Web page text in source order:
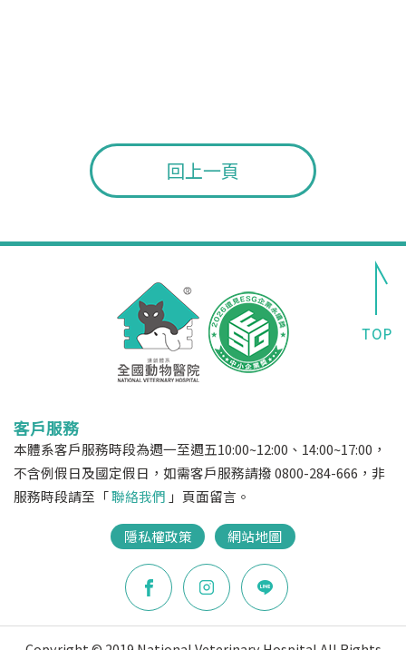
回上一頁
客戶服務
本體系客戶服務時段為週一至週五10:00~12:00、14:00~17:00，
不含例假日及國定假日，如需客戶服務請撥 0800-284-666，非
服務時段請至「聯絡我們 」頁面留言。
隱私權政策 網站地圖